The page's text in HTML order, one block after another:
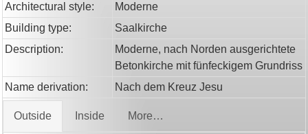
Architectural style:
Moderne
Building type:
Saalkirche
Description:
Moderne, nach Norden ausgerichtete
Betonkirche mit fünfeckigem Grundriss
Name derivation:
Nach dem Kreuz Jesu
Outside Inside More…